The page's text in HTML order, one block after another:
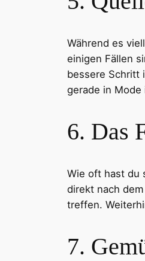
Während es
einigen Fällen
bessere Schritt
gerade in
6. Das
Wie oft hast du
direkt nach
treffen.
7.